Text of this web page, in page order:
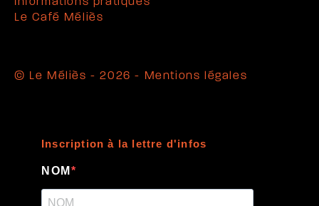
Le Café Méliès
© Le Méliès - 2026 - Mentions légales
Inscription à la lettre d'infos
NOM